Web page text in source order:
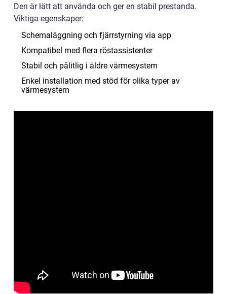
Den är lätt att använda och ger en stabil prestanda.
Viktiga egenskaper:
Schemaläggning och fjärrstyrning via app
Kompatibel med flera röstassistenter
Stabil och pålitlig i äldre värmesystem
Enkel installation med stöd för olika typer av
värmesystem